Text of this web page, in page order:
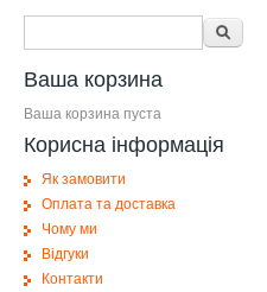
Форма поиска
Ваша корзина
Ваша корзина пуста
Корисна інформація
Як замовити
Оплата та доставка
Чому ми
Відгуки
Контакти